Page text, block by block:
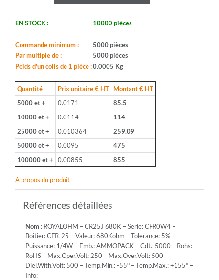
CR25J
CFR0W4
Boitier:
25
-
-
Tolerance:
-
Puissance:
Emb.:
AMMOPACK
-
5000
-
Rohs:
RoHS
EN STOCK : 10000 pièces
Commande minimum :
5000 pièces
Par multiple de :
5000 pièces
Poids d'un colis de 1 pièce :0.0005 Kg
Quantité Prix unitaire € HT
Montant € HT
5000 et +
0.0171
85.5
10000 et +
0.0114
114
25000 et +
0.010364
259.09
50000 et +
0.0095
475
100000 et +
0.00855 855
A propos du produit
Références détaillées
Nom: ROYALOHM – CR25J 680K – Serie: CFR0W4 –
Boitier: CFR-25 – Valeur: 680Kohm – Tolerance: 5% –
Puissance: 1/4W – Emb.: AMMOPACK – Cdt.: 5000 – Rohs:
RoHS – Max.Oper.Volt: 250 – Max.Over.Volt: 500 –
Diel.With.Volt: 500 – Temp.Min.: -55° – Temp.Max.: +155° –
Info: